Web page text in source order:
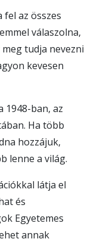
az összes
válaszolna,
tudja nevezni
kevesen
1948-ban, az
Ha több
hozzájuk,
lenne a világ.
látja el
és
Egyetemes
annak